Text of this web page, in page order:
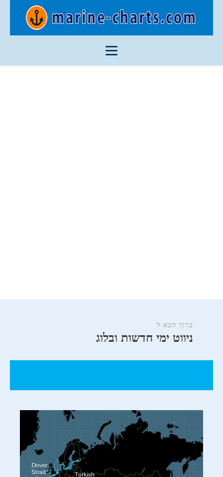
ברוך הבא ל
ניווט ימי חדשות ובלוג